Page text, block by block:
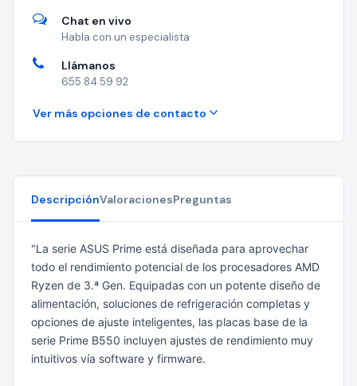
Chat en vivo
Habla con un especialista
Llámanos
655 84 59 92
Ver más opciones de contacto
DescripciónValoracionesPreguntas
"La serie ASUS Prime está diseñada para aprovechar
todo el rendimiento potencial de los procesadores AMD
Ryzen de 3.ª Gen. Equipadas con un potente diseño de
alimentación, soluciones de refrigeración completas y
opciones de ajuste inteligentes, las placas base de la
serie Prime B550 incluyen ajustes de rendimiento muy
intuitivos vía software y firmware.